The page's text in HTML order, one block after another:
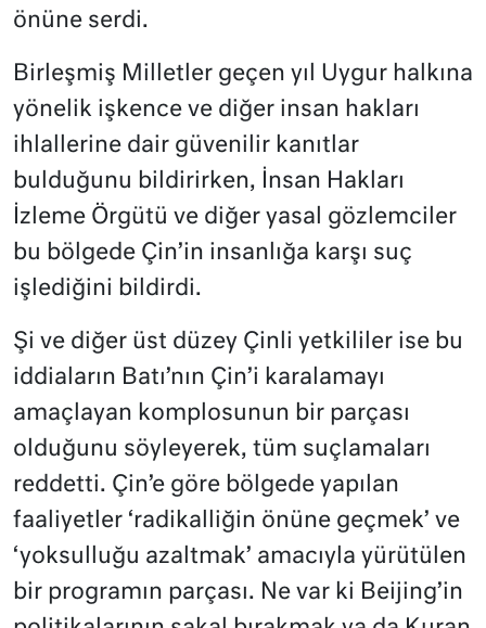
önüne serdi.
Birleşmiş Milletler geçen yıl Uygur halkına
yönelik işkence ve diğer insan hakları
ihlallerine dair güvenilir kanıtlar
bulduğunu bildirirken, İnsan Hakları
İzleme Örgütü ve diğer yasal gözlemciler
bu bölgede Çin’in insanlığa karşı suç
işlediğini bildirdi.
Şi ve diğer üst düzey Çinli yetkililer ise bu
iddiaların Batı’nın Çin’i karalamayı
amaçlayan komplosunun bir parçası
olduğunu söyleyerek, tüm suçlamaları
reddetti. Çin’e göre bölgede yapılan
faaliyetler ‘radikalliğin önüne geçmek’ ve
‘yoksulluğu azaltmak’ amacıyla yürütülen
bir programın parçası. Ne var ki Beijing’in